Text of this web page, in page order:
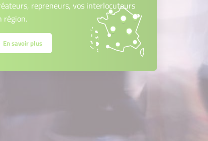
repreneurs, vos interlocuteurs
région.
En savoir plus